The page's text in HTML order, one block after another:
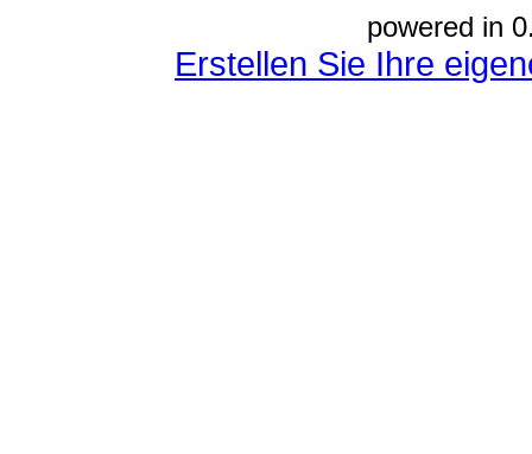
powered in
Erstellen Sie Ihre